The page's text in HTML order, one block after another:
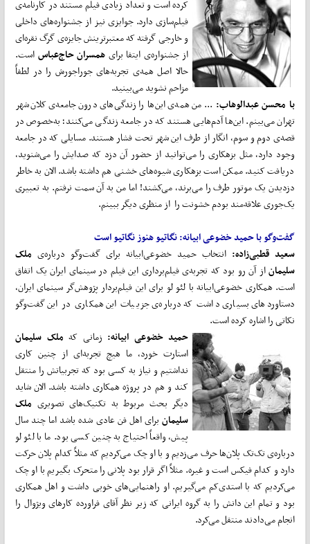
کرده است و تعداد زیادی فیلم مستند در کارنامه‌ی
فیلم‌سازی دارد. جوایزی نیز از جشنواره‌های داخلی
و خارجی گرفته که معتبرترینش جایزه‌ی گرگ نقره‌ای
از جشنواره‌ی ایتفا برای همسران حاج‌عباساست.
حالا اصل همه‌ی تجربه‌های جوراجورش را در لطفاً
مزاحم نشوید می‌بینید.
با محسن عبدالوهاب:... من همه‌ی این‌ها را زندگی‌های درون جامعه‌ی کلان‌شهر
تهران می‌بینم. این‌ها آدم‌هایی هستند که در جامعه زندگی می‌کنند؛ به‌خصوص در
قصه‌ی دوم و سوم، انگار از طرف این شهر تحت فشار هستند. مسایلی که در جامعه
وجود دارد، مثل بزهکاری را می‌توانید از حضور آن دزد که صدایش را می‌شنوید،
دریافت کنید. ممکن است بزهکاری شیوه‌های خشنی هم داشته باشد. الان به خاطر
دزدیدن یک موتور طرف را می‌برند، می‌کشند! اما من به آن سمت نرفتم. به تعبیری
یک‌جوری علاقه‌مند بودم خشونت را از منظری دیگر ببینم.
گفت‌وگو با حمید خضوعی ابیانه: نگاتیو هنوز نگاتیو است
سعید قطبی‌زاده:انتخاب حمید خضوعی‌ابیانه برای گفت‌وگو درباره‌ی ملک
سلیماناز آن رو بود که تجربه‌ی فیلم‌برداری این فیلم در سینمای ایران یک اتفاق
است. همکاری خضوعی‌ابیانه با لئو لو برای این فیلم‌بردار پژوهش‌گر سینمای ایران،
دستاوردهای بسیاری داشت که درباره‌ی جزییات این همکاری در این گفت‌وگو
نکاتی را اشاره کرده است.
حمید خضوعی ابیانه:زمانی که ملک سلیمان
استارت خورد، ما هیچ تجربه‌ای از چنین کاری
نداشتیم و نیاز به کسی بود که تجربیاتش را منتقل
کند و هم در پروژه همکاری داشته باشد. الان شاید
دیگر بحث مربوط به تکنیک‌های تصویری ملک
سلیمانبرای اهل فن عادی شده باشد اما چند سال
پیش، واقعاً احتیاج به چنین کسی بود. ما با لئو لو
درباره‌ی تک‌تک پلان‌ها حرف می‌زدیم و با او چک می‌کردیم که مثلاً کدام پلان حرکت
دارد و کدام فیکس است و غیره. مثلاً اگر قرار بود پلانی را متحرک بگیریم با او چک
می‌کردیم که با استدی‌کم می‌گیریم. او راهنمایی‌های خوبی داشت و اهل همکاری
بود و تمام این دانش را به گروه ایرانی که زیر نظر آقای فراورده کارهای ویژوال را
انجام می‌دادند منتقل می‌کرد.